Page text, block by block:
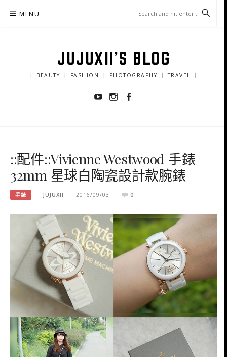
MENU
JUJUXII'S BLOG
｜ BEAUTY ｜ FASHION ｜ PHOTOGRAPHY ｜ TRAVEL ｜
YoutubeInstagram
::配件::Vivienne Westwood 手錶
32mm 星球白陶瓷設計款腕錶
手錶 JUJUXII 2016/09/03 0